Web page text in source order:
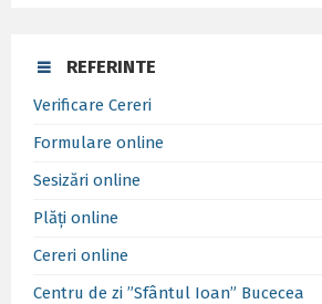
REFERINTE
Verificare Cereri
Formulare online
Sesizări online
Plăți online
Cereri online
Centru de zi ”Sfântul Ioan” Bucecea